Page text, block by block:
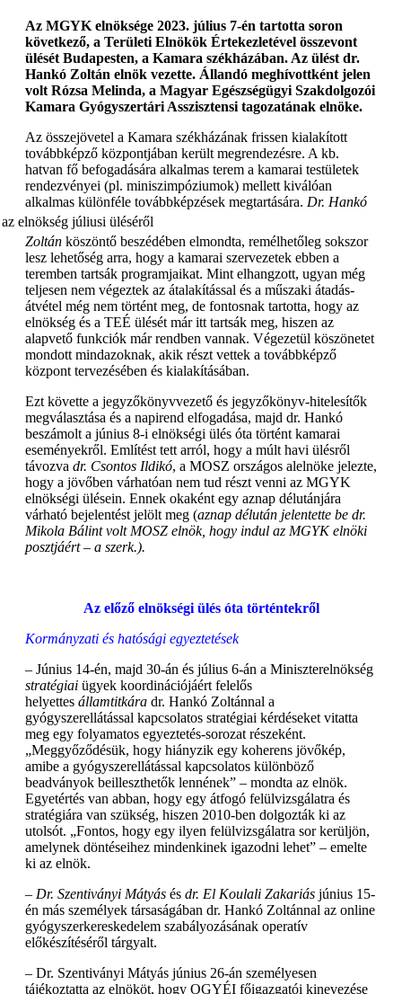
Az MGYK elnöksége 2023. július 7-én tartotta soron
következő, a Területi Elnökök Értekezletével összevont
ülését Budapesten, a Kamara székházában. Az ülést dr.
Hankó Zoltán elnök vezette. Állandó meghívottként jelen
volt Rózsa Melinda, a Magyar Egészségügyi Szakdolgozói
Kamara Gyógyszertári Asszisztensi tagozatának elnöke.
Az összejövetel a Kamara székházának frissen kialakított
továbbképző központjában került megrendezésre. A kb.
hatvan fő befogadására alkalmas terem a kamarai testületek
rendezvényei (pl. miniszimpóziumok) mellett kiválóan
alkalmas különféle továbbképzések megtartására. Dr. Hankó
Zoltán köszöntő beszédében elmondta, remélhetőleg sokszor
lesz lehetőség arra, hogy a kamarai szervezetek ebben a
teremben tartsák programjaikat. Mint elhangzott, ugyan még
teljesen nem végeztek az átalakítással és a műszaki átadás-
átvétel még nem történt meg, de fontosnak tartotta, hogy az
elnökség és a TEÉ ülését már itt tartsák meg, hiszen az
alapvető funkciók már rendben vannak. Végezetül köszönetet
mondott mindazoknak, akik részt vettek a továbbképző
központ tervezésében és kialakításában.
Ezt követte a jegyzőkönyvvezető és jegyzőkönyv-hitelesítők
megválasztása és a napirend elfogadása, majd dr. Hankó
beszámolt a június 8-i elnökségi ülés óta történt kamarai
eseményekről. Említést tett arról, hogy a múlt havi ülésről
távozva dr. Csontos Ildikó, a MOSZ országos alelnöke jelezte,
hogy a jövőben várhatóan nem tud részt venni az MGYK
elnökségi ülésein. Ennek okaként egy aznap délutánjára
várható bejelentést jelölt meg (aznap délután jelentette be dr.
Mikola Bálint volt MOSZ elnök, hogy indul az MGYK elnöki
posztjáért – a szerk.).
Az előző elnökségi ülés óta történtekről
Kormányzati és hatósági egyeztetések
– Június 14-én, majd 30-án és július 6-án a Miniszterelnökség
stratégiai ügyek koordinációjáért felelős
helyettes államtitkára dr. Hankó Zoltánnal a
gyógyszerellátással kapcsolatos stratégiai kérdéseket vitatta
meg egy folyamatos egyeztetés-sorozat részeként.
„Meggyőződésük, hogy hiányzik egy koherens jövőkép,
amibe a gyógyszerellátással kapcsolatos különböző
beadványok beilleszthetők lennének” – mondta az elnök.
Egyetértés van abban, hogy egy átfogó felülvizsgálatra és
stratégiára van szükség, hiszen 2010-ben dolgozták ki az
utolsót. „Fontos, hogy egy ilyen felülvizsgálatra sor kerüljön,
amelynek döntéseihez mindenkinek igazodni lehet” – emelte
ki az elnök.
– Dr. Szentiványi Mátyás és dr. El Koulali Zakariás június 15-
én más személyek társaságában dr. Hankó Zoltánnal az online
gyógyszerkereskedelem szabályozásának operatív
előkészítéséről tárgyalt.
– Dr. Szentiványi Mátyás június 26-án személyesen
tájékoztatta az elnököt, hogy OGYÉI főigazgatói kinevezése